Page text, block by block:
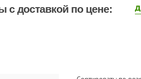
с доставкой по цене: